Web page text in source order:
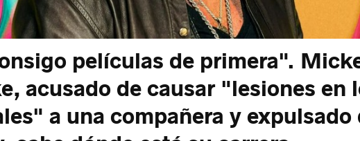
películas de primera".
acusado de causar "lesiones en
a una compañera y expulsado